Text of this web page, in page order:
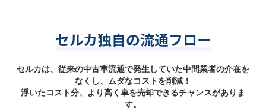
セルカ独自の流通フロー
セルカは、従来の中古車流通で発生していた中間業者の介在を
なくし、ムダなコストを削減！
浮いたコスト分、より高く車を売却できるチャンスがありま
す。